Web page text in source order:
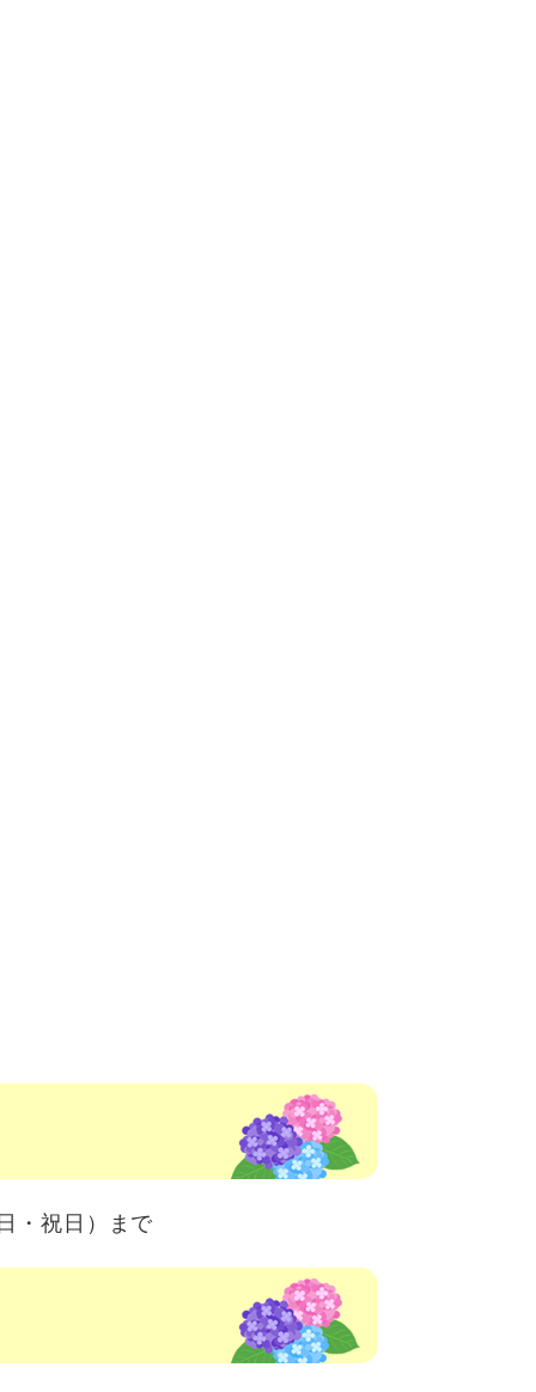
・祝日）まで